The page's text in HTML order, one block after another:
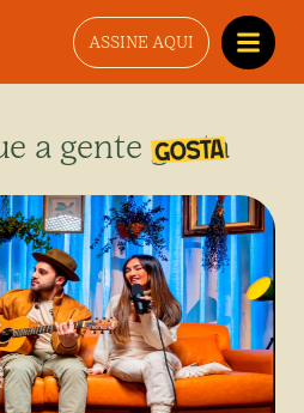
ASSINE AQUI
a gente gosta